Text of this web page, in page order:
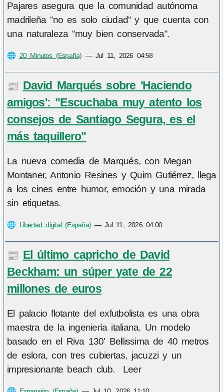
Pajares asegura que la comunidad autónoma
madrileña “no es solo ciudad“ y que cuenta con
una naturaleza “muy bien conservada“.
🌐 20 Minutos (España) —Jul 11, 2026 04:58
📰 David Marqués sobre 'Haciendo
amigos': "Escuchaba muy atento los
consejos de Santiago Segura, es el
más taquillero"
La nueva comedia de Marqués, con Megan
Montaner, Antonio Resines y Quim Gutiérrez, llega
a los cines entre humor, emoción y una mirada
sin etiquetas.
🌐 Libertad digital (España) —Jul 11, 2026 04:00
📰 El último capricho de David
Beckham: un súper yate de 22
millones de euros
El palacio flotante del exfutbolista es una obra
maestra de la ingeniería italiana. Un modelo
basado en el Riva 130' Bellissima de 40 metros
de eslora, con tres cubiertas, jacuzzi y un
impresionante beach club. Leer